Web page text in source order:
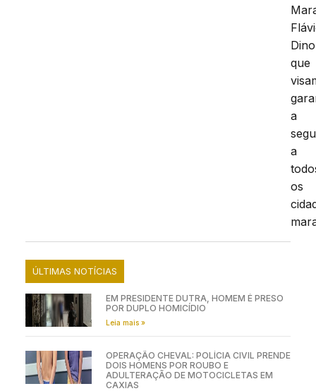
que
a
a
os
ÚLTIMAS NOTÍCIAS
EM PRESIDENTE DUTRA, HOMEM É PRESO
POR DUPLO HOMICÍDIO
Leia mais »
OPERAÇÃO CHEVAL: POLÍCIA CIVIL PRENDE
DOIS HOMENS POR ROUBO E
ADULTERAÇÃO DE MOTOCICLETAS EM
CAXIAS